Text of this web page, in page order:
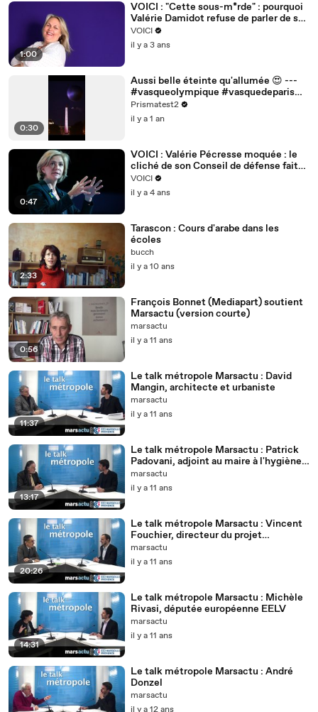
1:00
VOICI : "Cette sous-m*rde" : pourquoi
Valérie Damidot refuse de parler de son
ex-mari dans son spectacle
VOICI
il y a 3 ans
0:30
Aussi belle éteinte qu'allumée 😍 ---
#vasqueolympique #vasquedeparis
#placedelaconcorde #nikonz8 #l
Prismatest2
il y a 1 an
0:47
VOICI : Valérie Pécresse moquée : le
cliché de son Conseil de défense fait
mourir de rire les internautes
VOICI
il y a 4 ans
2:33
Tarascon : Cours d'arabe dans les
écoles
bucch
il y a 10 ans
0:56
François Bonnet (Mediapart) soutient
Marsactu (version courte)
marsactu
il y a 11 ans
11:37
Le talk métropole Marsactu : David
Mangin, architecte et urbaniste
marsactu
il y a 11 ans
13:17
Le talk métropole Marsactu : Patrick
Padovani, adjoint au maire à l'hygiène,
la santé, et aux personnes handicapées
marsactu
il y a 11 ans
20:26
Le talk métropole Marsactu : Vincent
Fouchier, directeur du projet
métropolitain
marsactu
il y a 11 ans
14:31
Le talk métropole Marsactu : Michèle
Rivasi, députée européenne EELV
marsactu
il y a 11 ans
Le talk métropole Marsactu : André
Donzel
marsactu